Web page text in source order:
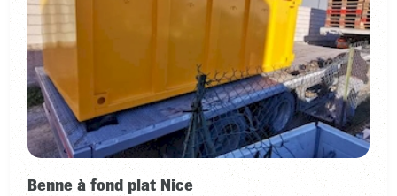
Benne à fond plat Nice